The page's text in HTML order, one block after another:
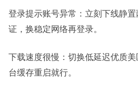
登录提示账号异常：立刻下线静
证，换稳定网络再登录。
下载速度很慢：切换低延迟优质
台缓存重启就行。